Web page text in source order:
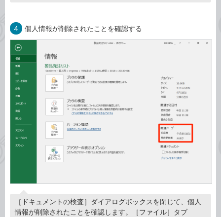
4 個人情報が削除されたことを確認する
［ドキュメントの検査］ダイアログボックスを閉じて、個人
情報が削除されたことを確認します。［ファイル］タブ